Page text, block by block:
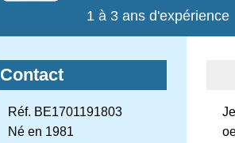
1 à 3 ans d'expérience
Contact
Réf. BE1701191803
Né en 1981